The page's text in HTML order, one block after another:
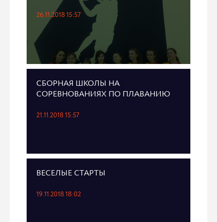
26.11.2018 15:57
СБОРНАЯ ШКОЛЫ НА
СОРЕВНОВАНИЯХ ПО ПЛАВАНИЮ
21.11.2018 15:57
ВЕСЕЛЫЕ СТАРТЫ
19.11.2018 18:02